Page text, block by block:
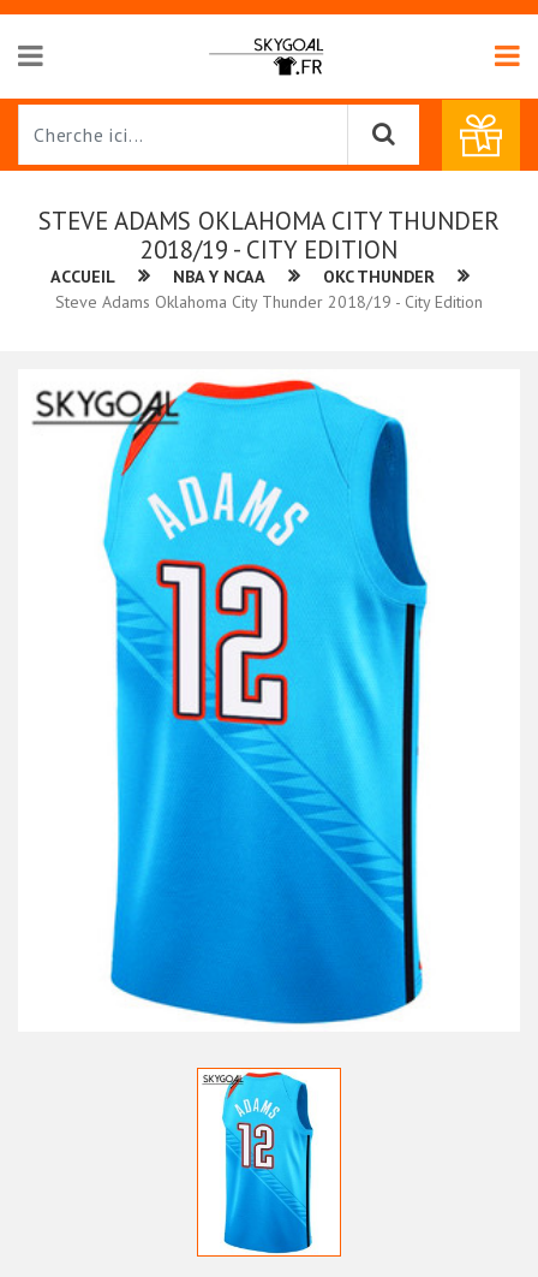
STEVE ADAMS OKLAHOMA CITY THUNDER
2018/19 - CITY EDITION
ACCUEIL NBA Y NCAA
OKC THUNDER
Steve Adams Oklahoma City Thunder 2018/19 - City Edition